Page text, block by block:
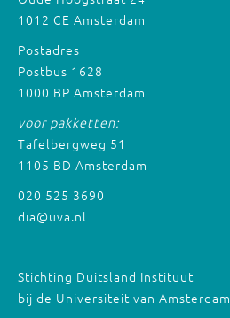
1012 CE Amsterdam
Postadres
Postbus 1628
1000 BP Amsterdam
voor pakketten:
Tafelbergweg 51
1105 BD Amsterdam
020 525 3690
dia@uva.nl
Stichting Duitsland Instituut
bij de Universiteit van Amsterdam